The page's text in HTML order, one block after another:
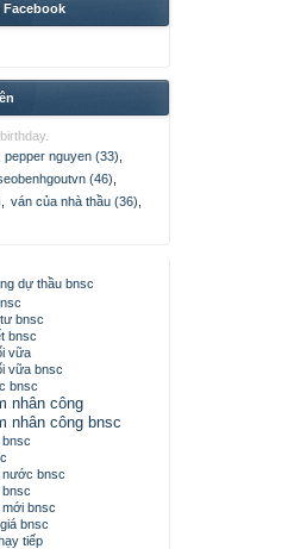
pepper nguyen (33)
(46)
ván của nhà thầu (36)
dự thầu bnsc
bnsc
bnsc
vữa
vữa bnsc
bnsc
nhân công
nhân công bnsc
nước bnsc
bnsc
mới bnsc
bnsc
tiếp